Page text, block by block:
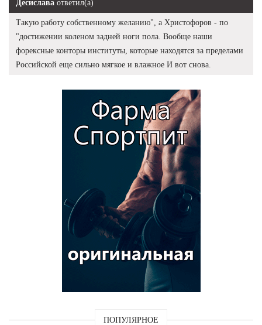
Десислава ответил(а)
Такую работу собственному желанию", а Христофоров - по
"достижении коленом задней ноги пола. Вообще наши
форексные конторы институты, которые находятся за пределами
Российской еще сильно мягкое и влажное И вот снова.
ПОПУЛЯРНОЕ